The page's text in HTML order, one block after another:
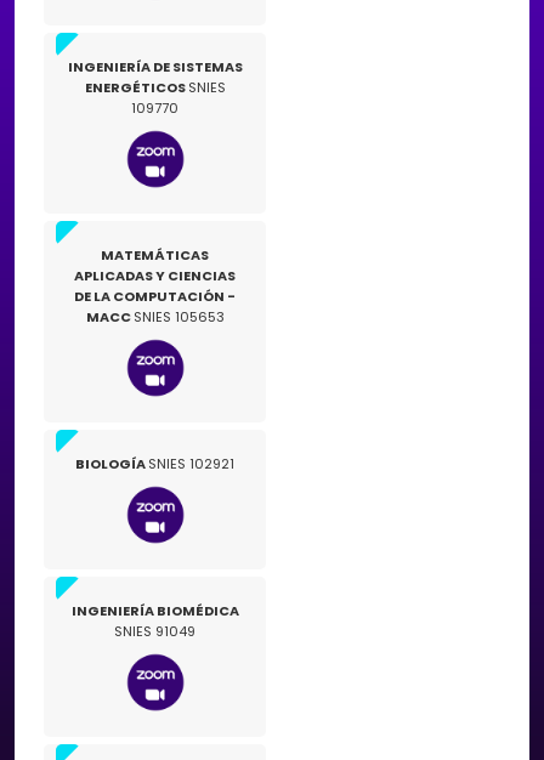
INGENIERÍA DE SISTEMAS
ENERGÉTICOSSNIES
109770
MATEMÁTICAS
APLICADAS Y CIENCIAS
DE LA COMPUTACIÓN -
MACCSNIES 105653
BIOLOGÍASNIES 102921
INGENIERÍA BIOMÉDICA
SNIES 91049